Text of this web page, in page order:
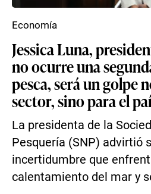
Jessica Luna,
no ocurre una
pesca, será un golpe
sector, sino para el
La presidenta de la
Pesquería (SNP) advirtió
incertidumbre que
calentamiento del mar y
Economía